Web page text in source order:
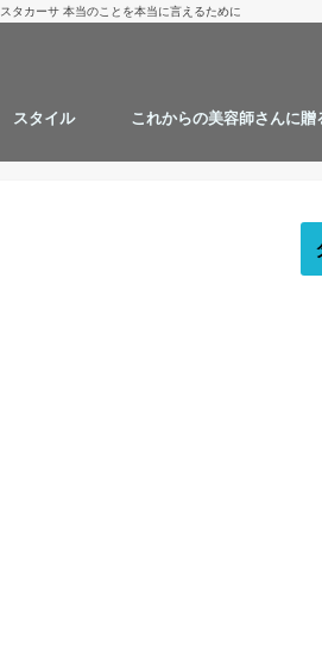
タカーサ 本当のことを本当に言えるために
AMAZONでお買い物
実験と考察
思うこと
スタイル
カット
カラー
パーマ
ストレートパーマ
ハナヘナ
継続することで綺麗にします
これからの美容師さんに贈